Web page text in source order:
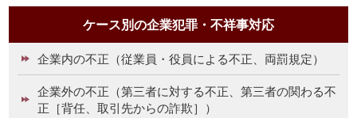
ケース別の企業犯罪・不祥事対応
企業内の不正（従業員・役員による不正、両罰規定）
企業外の不正（第三者に対する不正、第三者の関わる不
正［背任、取引先からの詐欺］）